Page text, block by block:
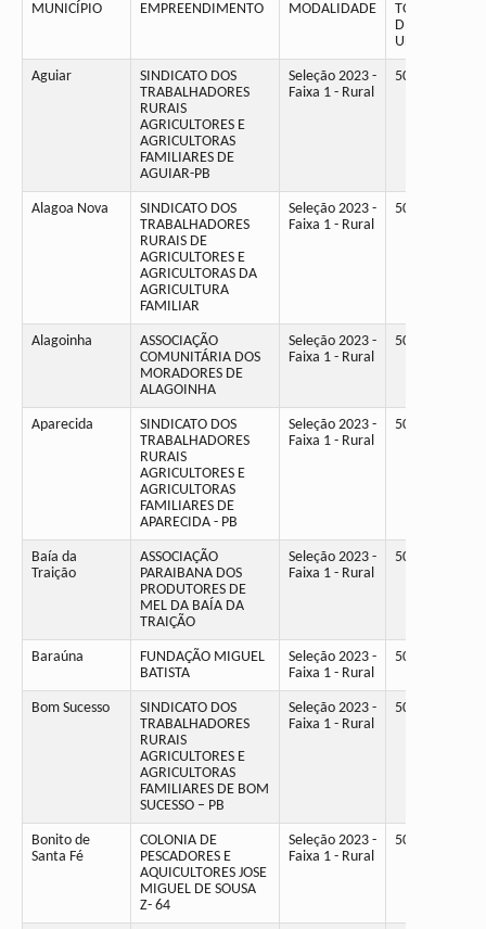
MUNICÍPIO EMPREENDIMENTO MODALIDADE
TOTAL
DE
UH
Aguiar
SINDICATO DOS
TRABALHADORES
RURAIS
AGRICULTORES E
AGRICULTORAS
FAMILIARES DE
AGUIAR-PB
Seleção 2023 -
Faixa 1 - Rural
50
Alagoa Nova
SINDICATO DOS
TRABALHADORES
RURAIS DE
AGRICULTORES E
AGRICULTORAS DA
AGRICULTURA
FAMILIAR
Seleção 2023 -
Faixa 1 - Rural
50
Alagoinha
ASSOCIAÇÃO
COMUNITÁRIA DOS
MORADORES DE
ALAGOINHA
Seleção 2023 -
Faixa 1 - Rural
50
Aparecida
SINDICATO DOS
TRABALHADORES
RURAIS
AGRICULTORES E
AGRICULTORAS
FAMILIARES DE
APARECIDA - PB
Seleção 2023 -
Faixa 1 - Rural
50
Baía da
Traição
ASSOCIAÇÃO
PARAIBANA DOS
PRODUTORES DE
MEL DA BAÍA DA
TRAIÇÃO
Seleção 2023 -
Faixa 1 - Rural
50
Baraúna
FUNDAÇÃO MIGUEL
BATISTA
Seleção 2023 -
Faixa 1 - Rural
50
Bom Sucesso
SINDICATO DOS
TRABALHADORES
RURAIS
AGRICULTORES E
AGRICULTORAS
FAMILIARES DE BOM
SUCESSO – PB
Seleção 2023 -
Faixa 1 - Rural
50
Bonito de
Santa Fé
COLONIA DE
PESCADORES E
AQUICULTORES JOSE
MIGUEL DE SOUSA
Z- 64
Seleção 2023 -
Faixa 1 - Rural
50